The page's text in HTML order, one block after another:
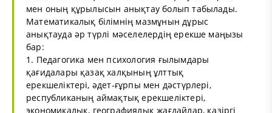
мен оның құрылысын анықтау болып табылады.
Математикалық білімнің мазмұнын дұрыс
анықтауда әр түрлі мәселелердің ерекше маңызы
бар:
1. Педагогика мен психология ғылымдары
қағидалары қазақ халқының ұлттық
ерекшеліктері, әдет-ғұрпы мен дәстүрлері,
республиканың аймақтық ерекшеліктері,
экономикалық, географиялық жағдайлар, қазіргі